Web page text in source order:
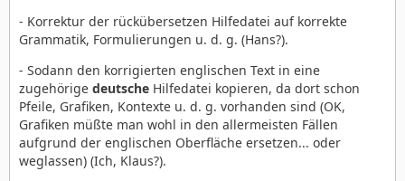
- Korrektur der rückübersetzen Hilfedatei auf korrekte
Grammatik, Formulierungen u. d. g. (Hans?).
- Sodann den korrigierten englischen Text in eine
zugehörige deutsche Hilfedatei kopieren, da dort schon
Pfeile, Grafiken, Kontexte u. d. g. vorhanden sind (OK,
Grafiken müßte man wohl in den allermeisten Fällen
aufgrund der englischen Oberfläche ersetzen... oder
weglassen) (Ich, Klaus?).